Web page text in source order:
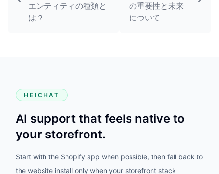
エンティティの種類と
は？
の重要性と未来
について
HEICHAT
AI support that feels native to
your storefront.
Start with the Shopify app when possible, then fall back to
the website install only when your storefront stack